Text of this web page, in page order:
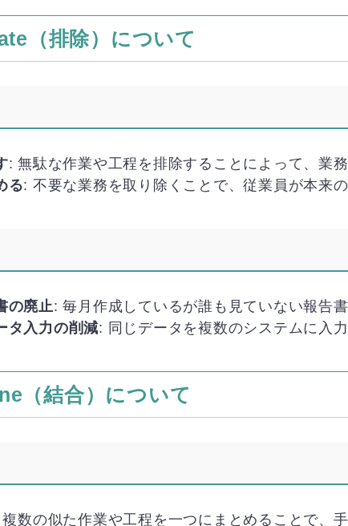
（排除）について
: 無駄な作業や工程を排除することによって、業
る: 不要な業務を取り除くことで、従業員が本来
の廃止: 毎月作成しているが誰も見ていない報告書
タ入力の削減: 同じデータを複数のシステムに入
（結合）について
複数の似た作業や工程を一つにまとめることで、